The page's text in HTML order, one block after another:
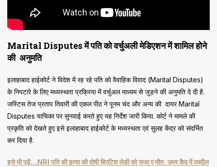
Marital Disputes में पति को वर्चुअली मेडिएशन में शामिल होने
की अनुमति
इलाहाबाद हाईकोर्ट ने विदेश में रह रहे पति को वैवाहिक विवाद (Marital Disputes)
के निपटारे के लिए मध्यस्थता प्रक्रिया में वर्चुअल माध्यम से जुड़ने की अनुमति दे दी है.
जस्टिस तेज प्रताप तिवारी की एकल पीठ ने पूनम चंद और अन्य की दायर Marital
Disputes याचिका पर सुनवाई करते हुए यह निर्देश जारी किया. कोर्ट ने मामले की
प्रकृति को देखते हुए इसे इलाहाबाद हाईकोर्ट के मध्यस्थता एवं सुलह केंद्र को संदर्भित
कर दिया है.
इसे भी पढ़ें…NRI पति की हत्या की दोषी ब्रिटिश लेडी को सजा ए मौत, उम्र कैद में तब्दील